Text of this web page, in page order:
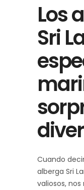
Los
Sri
Cuando
alberga Sri
valiosos,